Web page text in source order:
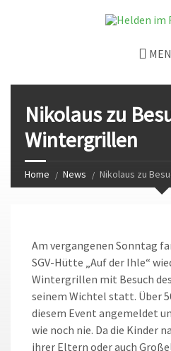
Nikolaus zu
Wintergrillen
Home News Nikolaus zu
Am vergangenen Sonntag
SGV-Hütte „Auf der Ihle“
Wintergrillen mit Besuch
seinem Wichtel statt. Über
diesem Event angemeldet
wie noch nie. Da die Kinder
ihrer Eltern oder auch